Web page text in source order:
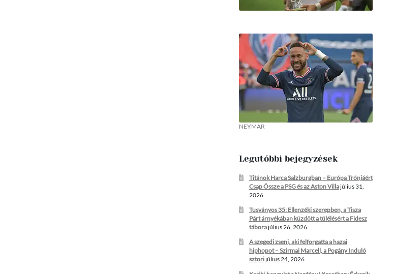
NEYMAR
Legutóbbi bejegyzések
Titánok Harca Salzburgban – Európa Trónjáért
Csap Össze a PSG és az Aston Villajúlius 31,
2026
Tusványos 35: Ellenzéki szerepben, a Tisza
Párt árnyékában küzdött a túlélésért a Fidesz
táborajúlius 26, 2026
A szegedi zseni, aki felforgatta a hazai
hiphopot – Szirmai Marcell, a Pogány Induló
sztorijúlius 24, 2026